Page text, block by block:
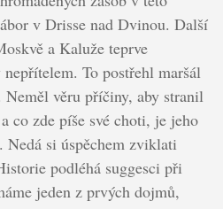
v Drisse nad Dvinou. Další
a Kaluže teprve
To postřehl maršál
Neměl věru příčiny, aby stranil
co zde píše své choti, je jeho
Nedá si úspěchem zviklati
podléhá suggesci při
jeden z prvých dojmů,